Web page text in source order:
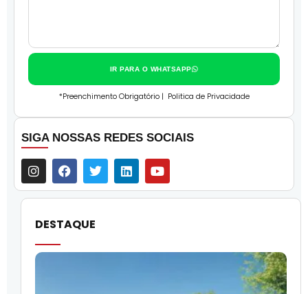
IR PARA O WHATSAPP
*Preenchimento Obrigatório | Politica de Privacidade
SIGA NOSSAS REDES SOCIAIS
DESTAQUE